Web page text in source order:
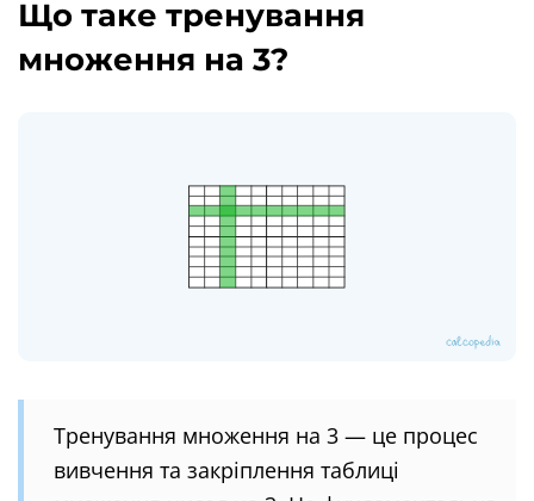
Що таке тренування
множення на 3?
Тренування множення на 3 — це процес
вивчення та закріплення таблиці